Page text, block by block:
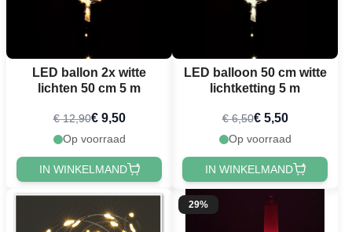
LED ballon 2x witte
lichten 50 cm 5 m
€ 12,90€ 9,50
Op voorraad
IN WINKELMAND
LED balloon 50 cm witte
lichtketting 5 m
€ 6,50€ 5,50
Op voorraad
IN WINKELMAND
29%